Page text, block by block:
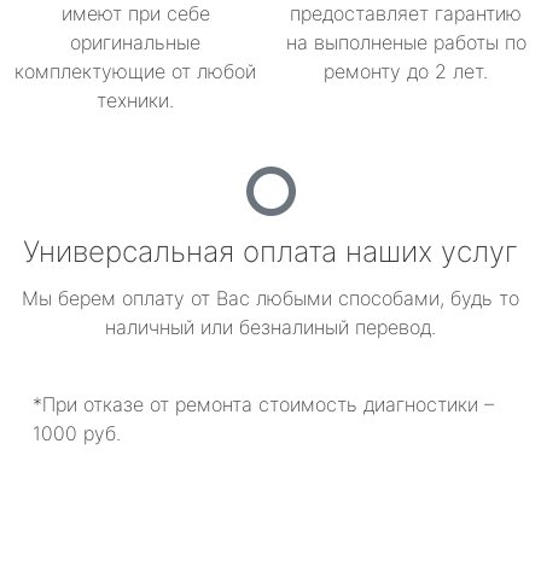
имеют при себе
оригинальные
комплектующие от любой
техники.
предоставляет гарантию
на выполненые работы по
ремонту до 2 лет.
Универсальная оплата наших услуг
Мы берем оплату от Вас любыми способами, будь то
наличный или безналиный перевод.
*При отказе от ремонта стоимость диагностики –
1000 руб.